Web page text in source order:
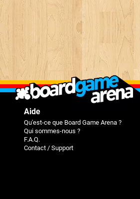
Aide
Qu'est-ce que Board Game Arena ?
Qui sommes-nous ?
F.A.Q.
Contact / Support